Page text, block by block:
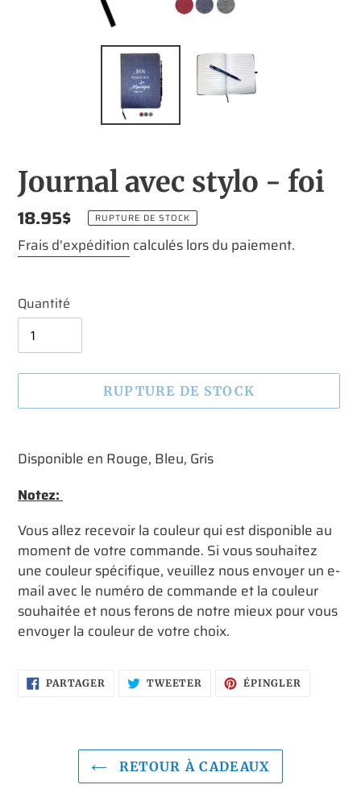
Journal avec stylo - foi
Prix
normal
18.95$ RUPTURE DE STOCK
Frais d'expédition calculés lors du paiement.
Quantité
RUPTURE DE STOCK
d'un
à
panier
Disponible en Rouge, Bleu, Gris
Notez:
Vous allez recevoir la couleur qui est disponible au
moment de votre commande. Si vous souhaitez
une couleur spécifique, veuillez nous envoyer un e-
mail avec le numéro de commande et la couleur
souhaitée et nous ferons de notre mieux pour vous
envoyer la couleur de votre choix.
PARTAGER PARTAGER
SUR
TWEETER TWEETERÉPINGLER
RETOUR À CADEAUX